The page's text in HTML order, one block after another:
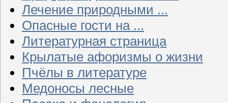
Лечение природными ...
Опасные гости на ...
Литературная страница
Крылатые афоризмы о жизни
Пчёлы в литературе
Медоносы лесные